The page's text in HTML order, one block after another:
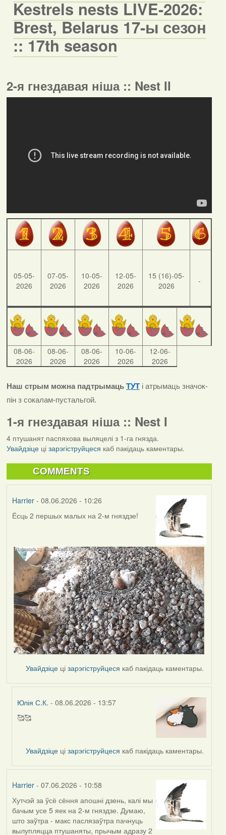
Kestrels nests LIVE-2026:
Brest, Belarus 17-ы сезон
:: 17th season
2-я гнездавая ніша :: Nest II
05-05-
2026
07-05-
2026
10-05-
2026
12-05-
2026
15 (16)-05-
2026
-
08-06-
2026
08-06-
2026
08-06-
2026
10-06-
2026
12-06-
2026
Наш стрым можна падтрымаць ТУТ і атрымаць значок-
пін з сокалам-пустальгой.
1-я гнездавая ніша :: Nest I
4 птушанят паспяхова выляцелі з 1-га гнязда.
Увайдзіцеці зарэгіструйцеся каб пакідаць каментары.
COMMENTS
Harrier- 08.06.2026 - 10:26
Ёсць 2 першых малых на 2-м гняздзе!
Увайдзіце цізарэгіструйцеся каб пакідаць каментары.
Юлія С.К. - 08.06.2026 - 13:57
In
🥰🥰
Увайдзіце цізарэгіструйцеся каб пакідаць каментары.
Harrier- 07.06.2026 - 10:58
Хутчэй за ўсё сёння апошні дзень, калі мы
бачым усе 5 яек на 2-м гняздзе. Думаю,
што заўтра - макс паслязаўтра пачнуць
вылупляцца птушаняты, прычым адразу 2